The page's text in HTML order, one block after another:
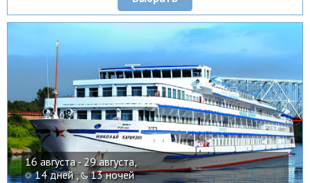
16 августа - 29 августа,
14 дней , 13 ночей